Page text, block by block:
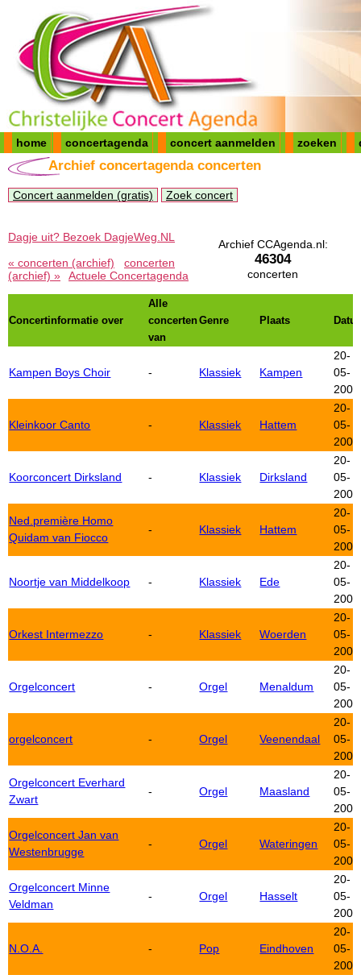
home concertagenda concert aanmelden zoeken
Archief concertagenda concerten
Concert aanmelden (gratis) Zoek concert
Archief CCAgenda.nl:
46304
concerten
Dagje uit? Bezoek DagjeWeg.NL
« concerten (archief)
concerten
(archief) »
Actuele Concertagenda
Concertinformatie over
Alle
concerten
van
Genre Plaats
Kampen Boys Choir - Klassiek Kampen
20-
05-
2006
Kleinkoor Canto - Klassiek Hattem
20-
05-
2006
Koorconcert Dirksland - Klassiek Dirksland
20-
05-
2006
Ned.première Homo
Quidam van Fiocco
- Klassiek Hattem
20-
05-
2006
Noortje van Middelkoop - Klassiek Ede
20-
05-
2006
Orkest Intermezzo - Klassiek Woerden
20-
05-
2006
Orgelconcert - Orgel Menaldum
20-
05-
2006
orgelconcert - Orgel Veenendaal
20-
05-
2006
Orgelconcert Everhard
Zwart
- Orgel Maasland
20-
05-
2006
Orgelconcert Jan van
Westenbrugge
- Orgel Wateringen
20-
05-
2006
Orgelconcert Minne
Veldman
- Orgel Hasselt
20-
05-
2006
N.O.A. - Pop Eindhoven
20-
05-
2006